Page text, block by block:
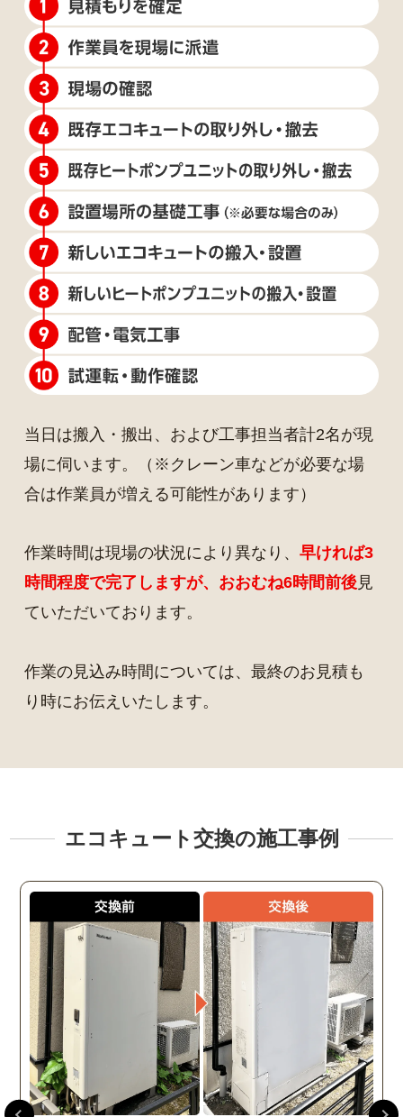
当日は搬入・搬出、および工事担当者計2名が現
場に伺います。（※クレーン車などが必要な場
合は作業員が増える可能性があります）
作業時間は現場の状況により異なり、早ければ3
時間程度で完了しますが、おおむね6時間前後見
ていただいております。
作業の見込み時間については、最終のお見積も
り時にお伝えいたします。
エコキュート交換の施工事例